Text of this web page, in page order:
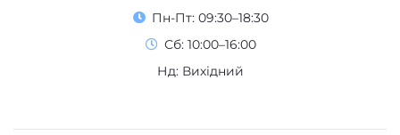
Пн-Пт: 09:30–18:30
Сб: 10:00–16:00
Нд: Вихідний